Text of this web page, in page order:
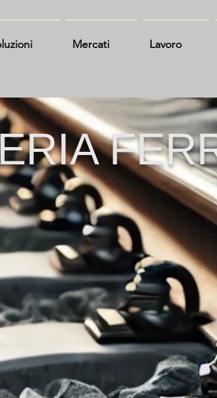
Mercati Lavoro